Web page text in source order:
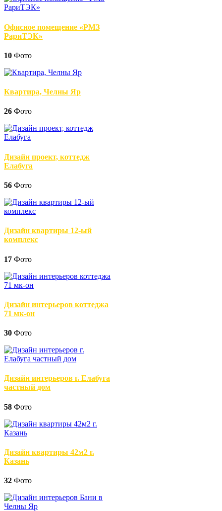
Офисное помещение «РМЗ
РариТЭК»
10 Фото
Квартира, Челны Яр
26 Фото
Дизайн проект, коттедж
Елабуга
56 Фото
Дизайн квартиры 12-ый
комплекс
17 Фото
Дизайн интерьеров коттеджа
71 мк-он
30 Фото
Дизайн интерьеров г. Елабуга
частный дом
58 Фото
Дизайн квартиры 42м2 г.
Казань
32 Фото